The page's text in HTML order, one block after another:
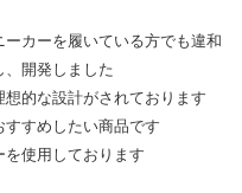
カーを履いている方でも違和
開発しました
的な設計がされております
すめしたい商品です
使用しております